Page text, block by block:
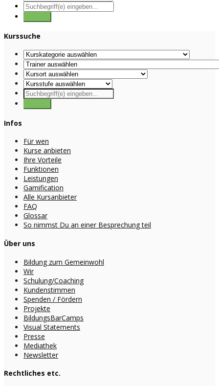
Kurssuche
Infos
Für wen
Kurse anbieten
Ihre Vorteile
Funktionen
Leistungen
Gamification
Alle Kursanbieter
FAQ
Glossar
So nimmst Du an einer Besprechung teil
Über uns
Bildung zum Gemeinwohl
Wir
Schulung/Coaching
Kundenstimmen
Spenden / Fördern
Projekte
BildungsBarCamps
Visual Statements
Presse
Mediathek
Newsletter
Rechtliches etc.